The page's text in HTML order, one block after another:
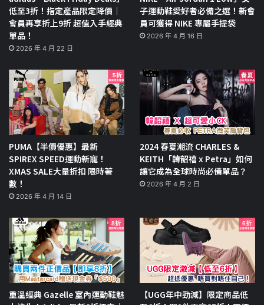
低至3折！指定產品限定降價｜
會員再享折上9折 超值入手經典
單品！
2026 年 4 月 22 日
子運動鞋愛好者必備之選！新會
員可獲得 NIKE 專屬手提袋
2026 年 4 月 16 日
PUMA【半價優惠】最新
SPIREX SPEED運動新寵！
XMAS SALE大量折扣 限時著
數！
2026 年 4 月 14 日
2024 春夏潮流 CHARLES &
KEITH「韓韶禧 x Petra」如何
讓它成為全球時尚必備單品？
2026 年 4 月 2 日
重溫經典 Gazelle 室內運動鞋魅
【UGG年中勁減】限定商品低